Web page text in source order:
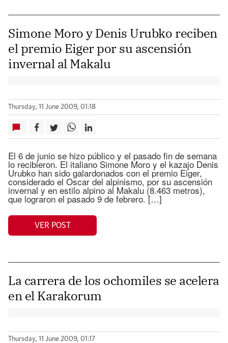
Simone Moro y Denis Urubko reciben
el premio Eiger por su ascensión
invernal al Makalu
Thursday, 11 June 2009, 01:18
El 6 de junio se hizo público y el pasado fin de semana
lo recibieron. El italiano Simone Moro y el kazajo Denis
Urubko han sido galardonados con el premio Eiger,
considerado el Oscar del alpinismo, por su ascensión
invernal y en estilo alpino al Makalu (8.463 metros),
que lograron el pasado 9 de febrero. […]
VER POST
La carrera de los ochomiles se acelera
en el Karakorum
Thursday, 11 June 2009, 01:17